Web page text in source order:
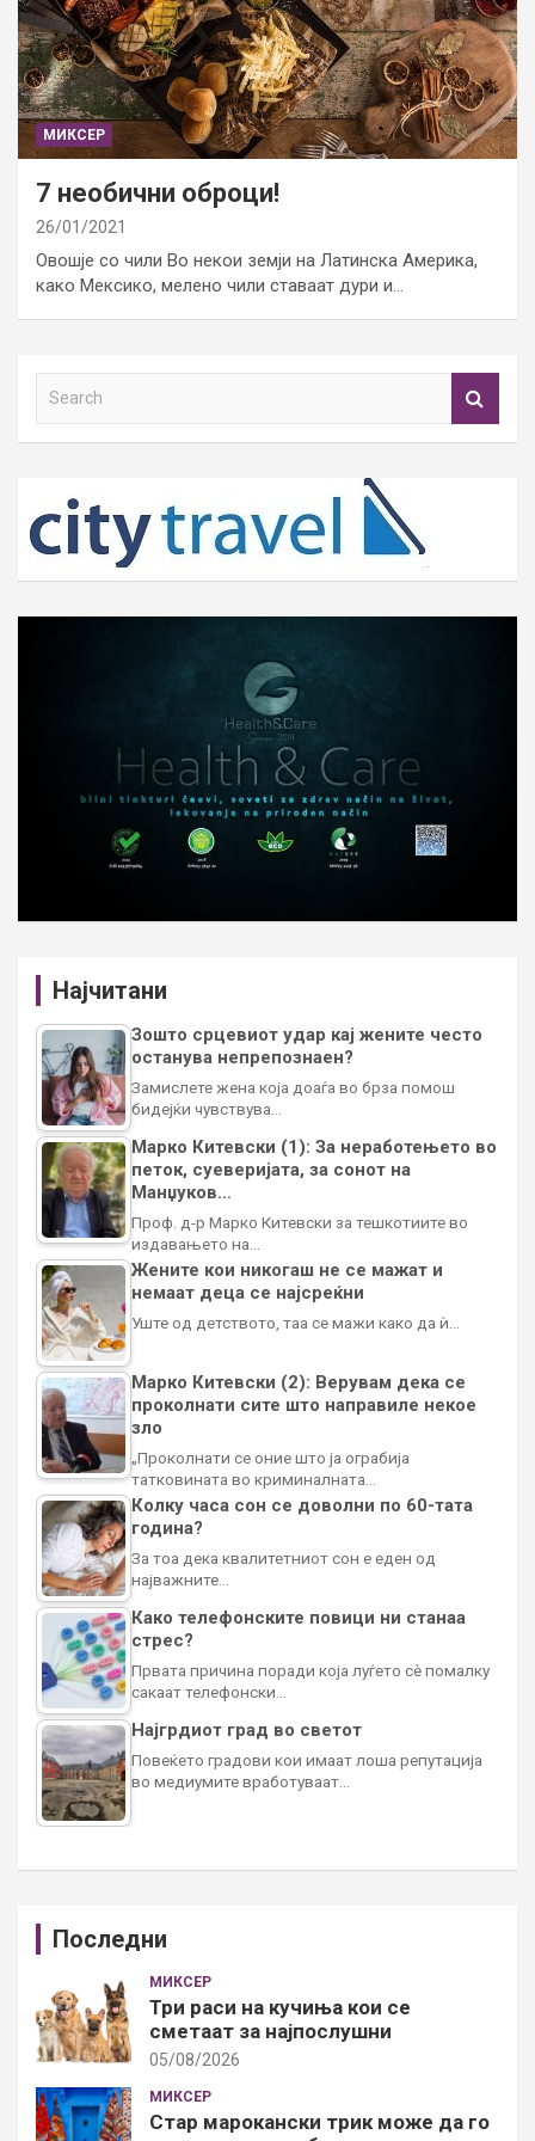
МИКСЕР
7 необични оброци!
26/01/2021
Овошје со чили Во некои земји на Латинска Америка,
како Мексико, мелено чили ставаат дури и…
h
Најчитани
Зошто срцевиот удар кај жените често
останува непрепознаен?
Замислете жена која доаѓа во брза помош
бидејќи чувствува…
Марко Китевски (1): За неработењето во
петок, суеверијата, за сонот на
Манџуков…
Проф. д-р Марко Китевски за тешкотиите во
издавањето на…
Жените кои никогаш не се мажат и
немаат деца се најсреќни
Уште од детството, таа се мажи како да ѝ…
Марко Китевски (2): Верувам дека се
проколнати сите што направиле некое
зло
„Проколнати се оние што ја ограбија
татковината во криминалната…
Колку часа сон се доволни по 60-тата
година?
За тоа дека квалитетниот сон е еден од
најважните…
Како телефонските повици ни станаа
стрес?
Првата причина поради која луѓето сè помалку
сакаат телефонски…
Најгрдиот град во светот
Повеќето градови кои имаат лоша репутација
во медиумите вработуваат…
Последни
МИКСЕР
Три раси на кучиња кои се
сметаат за најпослушни
05/08/2026
МИКСЕР
Стар марокански трик може да го